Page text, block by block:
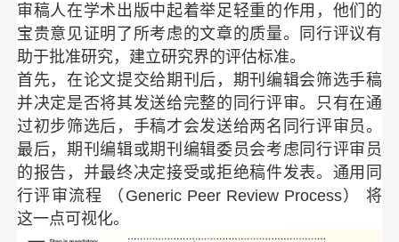
审稿人在学术出版中起着举足轻重的作用，他们的
宝贵意见证明了所考虑的文章的质量。同行评议有
助于批准研究，建立研究界的评估标准。
首先，在论文提交给期刊后，期刊编辑会筛选手稿
并决定是否将其发送给完整的同行评审。只有在通
过初步筛选后，手稿才会发送给两名同行评审员。
最后，期刊编辑或期刊编辑委员会考虑同行评审员
的报告，并最终决定接受或拒绝稿件发表。通用同
行评审流程 （Generic Peer Review Process） 将
这一点可视化。